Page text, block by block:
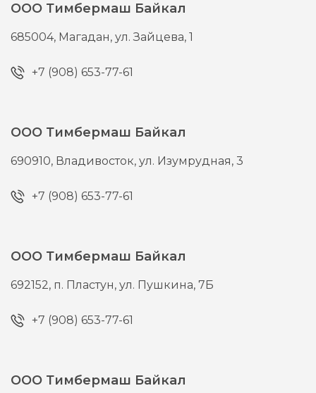
ООО Тимбермаш Байкал
685004, Магадан,ул. Зайцева, 1
+7 (908) 653-77-61
ООО Тимбермаш Байкал
690910, Владивосток,ул. Изумрудная, 3
+7 (908) 653-77-61
ООО Тимбермаш Байкал
692152, п. Пластун,ул. Пушкина, 7Б
+7 (908) 653-77-61
ООО Тимбермаш Байкал